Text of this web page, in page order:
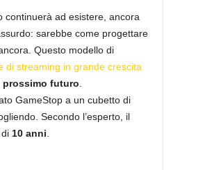
continuerà ad esistere, ancora
sarebbe come progettare
Questo modello di
di streaming in grande crescita
futuro
GameStop a un cubetto di
Secondo l’esperto, il
10 anni